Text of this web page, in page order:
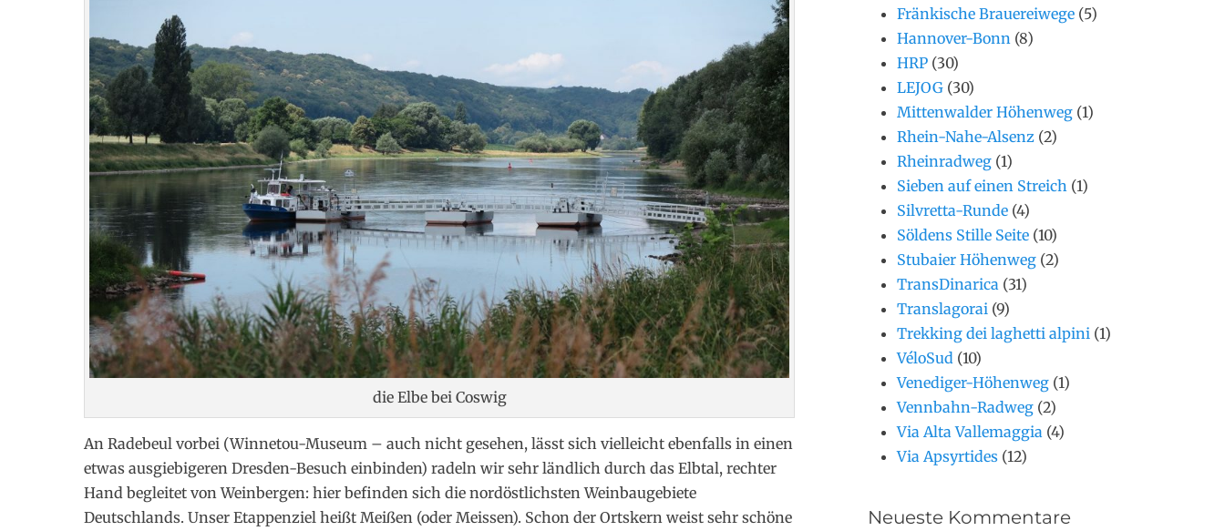
die Elbe bei Coswig
An Radebeul vorbei (Winnetou-Museum – auch nicht gesehen, lässt sich vielleicht ebenfalls in einen
etwas ausgiebigeren Dresden-Besuch einbinden) radeln wir sehr ländlich durch das Elbtal, rechter
Hand begleitet von Weinbergen: hier befinden sich die nordöstlichsten Weinbaugebiete
Deutschlands. Unser Etappenziel heißt Meißen (oder Meissen). Schon der Ortskern weist sehr schöne
Fränkische Brauereiwege (5)
Hannover-Bonn (8)
HRP (30)
LEJOG (30)
Mittenwalder Höhenweg (1)
Rhein-Nahe-Alsenz (2)
Rheinradweg (1)
Sieben auf einen Streich (1)
Silvretta-Runde (4)
Söldens Stille Seite (10)
Stubaier Höhenweg (2)
TransDinarica (31)
Translagorai (9)
Trekking dei laghetti alpini (1)
VéloSud (10)
Venediger-Höhenweg (1)
Vennbahn-Radweg (2)
Via Alta Vallemaggia (4)
Via Apsyrtides (12)
Neueste Kommentare